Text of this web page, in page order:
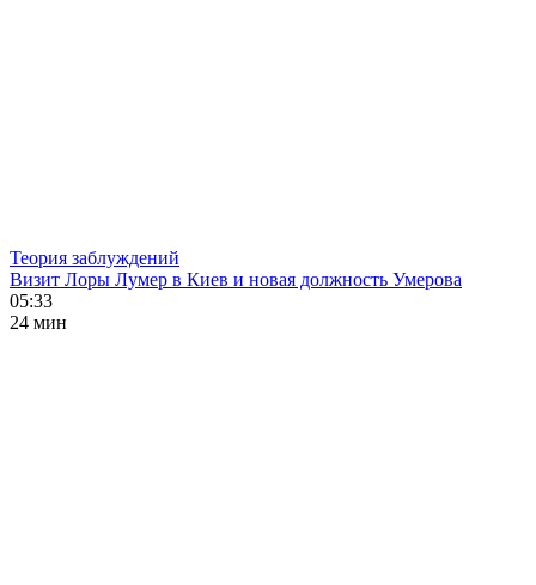
Теория заблуждений
Визит Лоры Лумер в Киев и новая должность Умерова
05:33
24 мин